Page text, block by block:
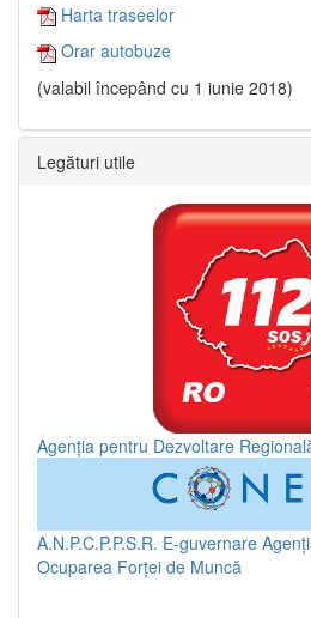
Harta traseelor
Orar autobuze
(valabil începând cu 1 iunie 2018)
Legături utile
Agenția pentru Dezvoltare
A.N.P.C.P.P.S.R. E-guvernare
Ocuparea Forței de Muncă